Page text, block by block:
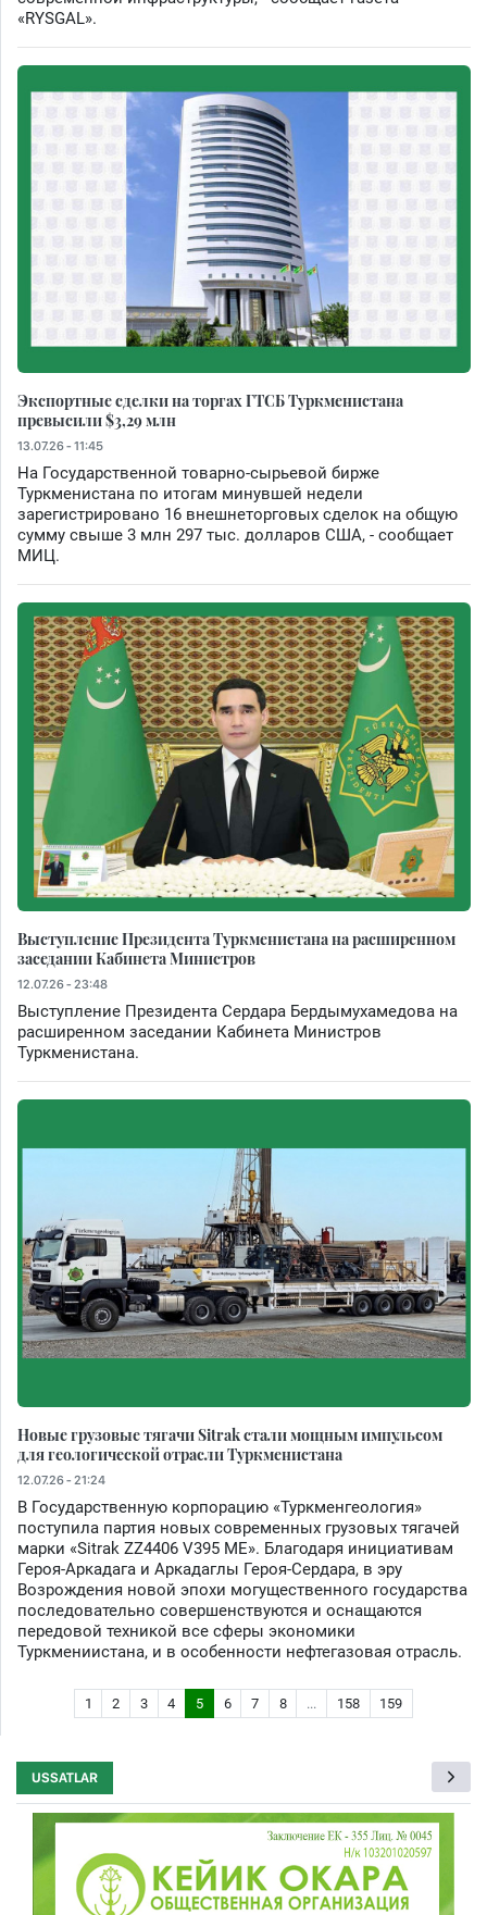
«RYSGAL».
Экспортные сделки на торгах ГТСБ Туркменистана
превысили $3,29 млн
13.07.26 - 11:45
На Государственной товарно-сырьевой бирже
Туркменистана по итогам минувшей недели
зарегистрировано 16 внешнеторговых сделок на общую
сумму свыше 3 млн 297 тыс. долларов США, - сообщает
МИЦ.
Выступление Президента Туркменистана на расширенном
заседании Кабинета Министров
12.07.26 - 23:48
Выступление Президента Сердара Бердымухамедова на
расширенном заседании Кабинета Министров
Туркменистана.
Новые грузовые тягачи Sitrak стали мощным импульсом
для геологической отрасли Туркменистана
12.07.26 - 21:24
В Государственную корпорацию «Туркменгеология»
поступила партия новых современных грузовых тягачей
марки «Sitrak ZZ4406 V395 ME». Благодаря инициативам
Героя-Аркадага и Аркадаглы Героя-Сердара, в эру
Возрождения новой эпохи могущественного государства
последовательно совершенствуются и оснащаются
передовой техникой все сферы экономики
Туркмениистана, и в особенности нефтегазовая отрасль.
1 2 3 4 5 6 7 8 ... 158 159
USSATLAR